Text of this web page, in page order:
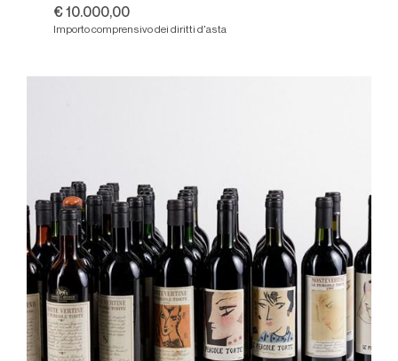
€ 10.000,00
Importo comprensivo dei diritti d'asta